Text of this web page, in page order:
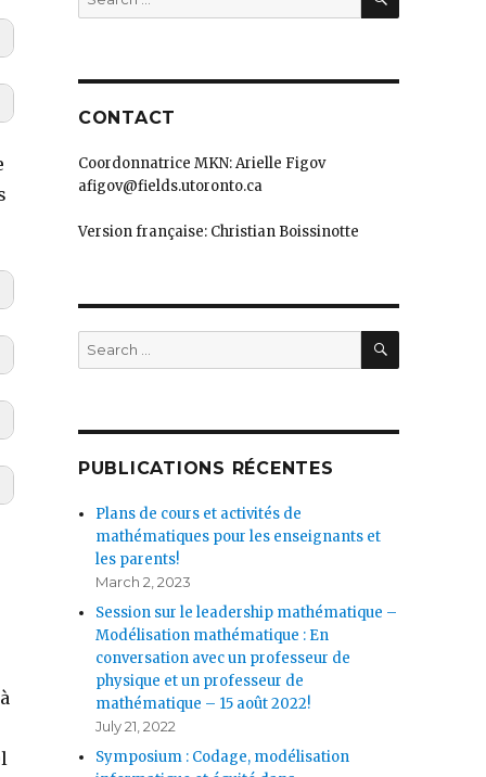
for:
CONTACT
Coordonnatrice MKN: Arielle Figov
afigov@fields.utoronto.ca
Version française: Christian Boissinotte
Search
for:
SEARCH
PUBLICATIONS RÉCENTES
Plans de cours et activités de
mathématiques pour les enseignants et
les parents!
March 2, 2023
Session sur le leadership mathématique –
Modélisation mathématique : En
conversation avec un professeur de
physique et un professeur de
mathématique – 15 août 2022!
July 21, 2022
Symposium : Codage, modélisation